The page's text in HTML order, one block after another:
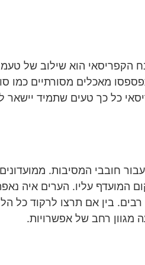
הקפריסאי הוא שילוב של
מאכלים מסורתיים כמו
כל כך טעים שתמיד
חובבי המסיבות.
המועדף עליו. הערים איה
רבים. בין אם תרצו לרקוד כל
מגוון רחב של אפשרויות.